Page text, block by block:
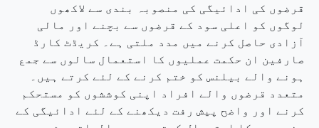
قرضوں کی ادائیگی کی منصوبہ بندی سے لاکھوں
لوگوں کو اعلی سود کے قرضوں سے بچنے اور مالی
آزادی حاصل کرنے میں مدد ملتی ہے۔ کریڈٹ کارڈ
صارفین ان حکمت عملیوں کا استعمال سالوں سے جمع
ہونے والے بیلنس کو ختم کرنے کے لئے کرتے ہیں۔
متعدد قرضوں والے افراد اپنی کوششوں کو مستحکم
کرنے اور واضح پیش رفت دیکھنے کے لئے ادائیگی کے